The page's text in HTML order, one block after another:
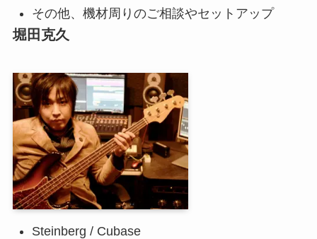
その他、機材周りのご相談やセットアップ
堀田克久
Steinberg / Cubase